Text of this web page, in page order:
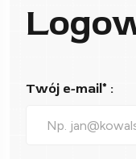
Twój e-mail* :